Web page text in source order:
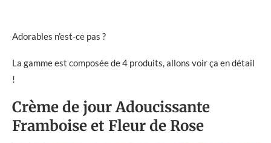
Adorables n’est-ce pas ?
La gamme est composée de 4 produits, allons voir ça en détail
!
Crème de jour Adoucissante
Framboise et Fleur de Rose